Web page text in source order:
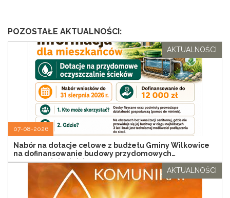
POZOSTAŁE AKTUALNOŚCI:
07-08-2026
Nabór na dotacje celowe z budżetu Gminy Wilkowice
na dofinansowanie budowy przydomowych
oczyszczalni ścieków
AKTUALNOŚCI
AKTUALNOŚCI